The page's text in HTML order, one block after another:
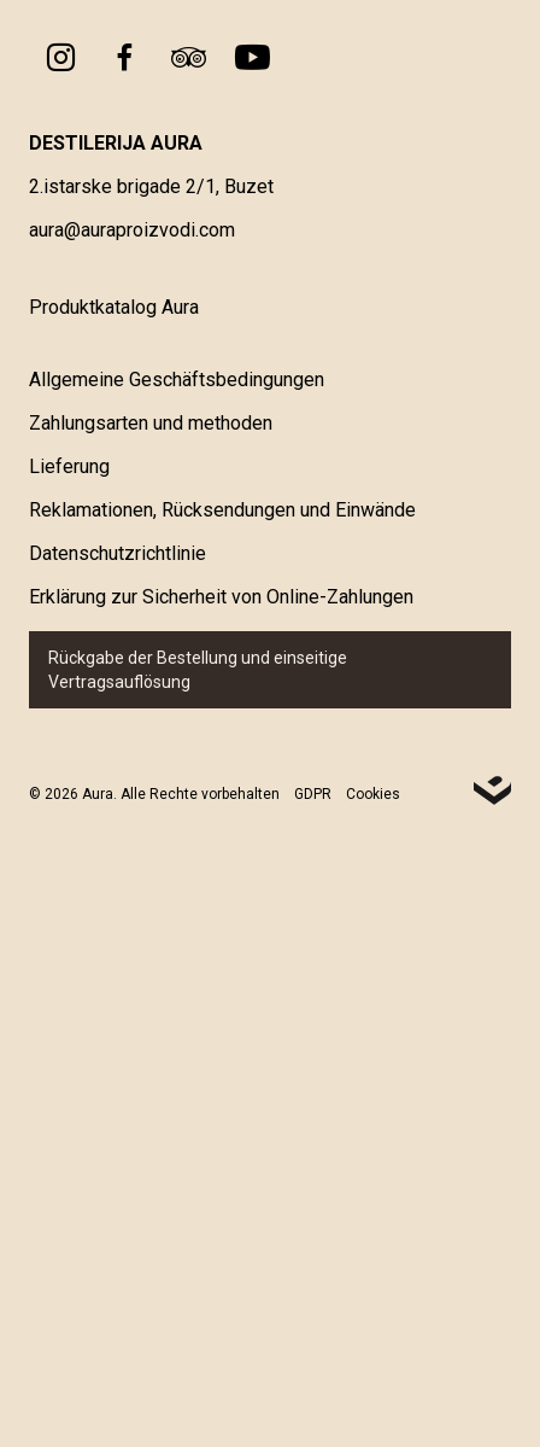
DESTILERIJA AURA
2.istarske brigade 2/1, Buzet
aura@auraproizvodi.com
Produktkatalog Aura
Allgemeine Geschäftsbedingungen
Zahlungsarten und methoden
Lieferung
Reklamationen, Rücksendungen und Einwände
Datenschutzrichtlinie
Erklärung zur Sicherheit von Online-Zahlungen
Rückgabe der Bestellung und einseitige
Vertragsauflösung
© 2026 Aura. Alle Rechte vorbehalten GDPR Cookies